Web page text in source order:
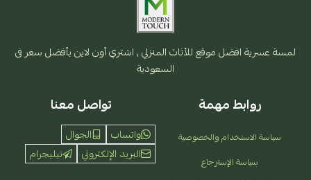
لمسة عسرية افضل موقع للأثاث المنزلي , اشتري أون لاين بأفضل سعر فى
السعودية
روابط مهمة
سياسة الاستخدام والخصوصية
سياسة الإسترجاع
تواصل معنا
واتساب
الجوال
البريد الإلكتروني
تيليجرام